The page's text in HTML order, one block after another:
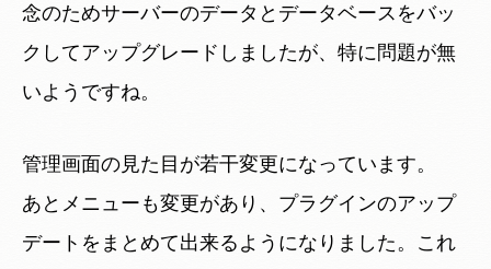
念のためサーバーのデータとデータベースをバッ
クしてアップグレードしましたが、特に問題が無
いようですね。
管理画面の見た目が若干変更になっています。
あとメニューも変更があり、プラグインのアップ
デートをまとめて出来るようになりました。これ